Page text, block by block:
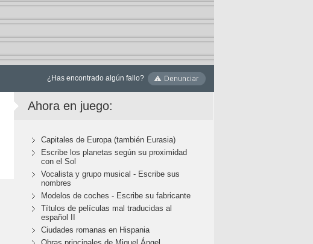
¿Has encontrado algún fallo?
Ahora en juego:
Capitales de Europa (también Eurasia)
Escribe los planetas según su proximidad
con el Sol
Vocalista y grupo musical - Escribe sus
nombres
Modelos de coches - Escribe su fabricante
Títulos de películas mal traducidas al
español II
Ciudades romanas en Hispania